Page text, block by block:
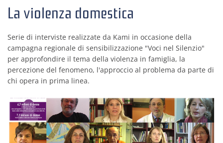
La violenza domestica
Serie di interviste realizzate da Kami in occasione della
campagna regionale di sensibilizzazione "Voci nel Silenzio"
per approfondire il tema della violenza in famiglia, la
percezione del fenomeno, l'approccio al problema da parte di
chi opera in prima linea.